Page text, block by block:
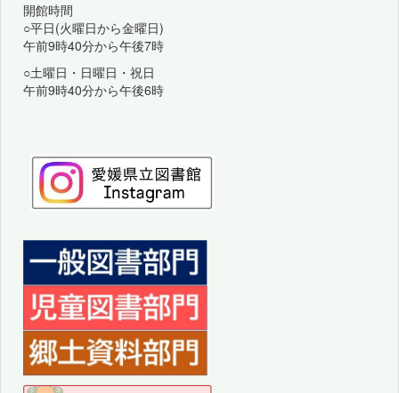
開館時間
○平日(火曜日から金曜日)
午前9時40分から午後7時
○土曜日・日曜日・祝日
午前9時40分から午後6時